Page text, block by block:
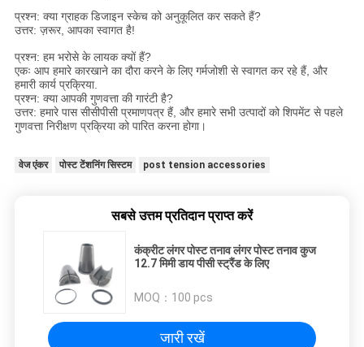
प्रश्न: क्या ग्राहक डिजाइन स्केच को अनुकूलित कर सकते हैं?
उत्तर: ज़रूर, आपका स्वागत है!
प्रश्न: हम भरोसे के लायक क्यों हैं?
एकः आप हमारे कारखाने का दौरा करने के लिए गर्मजोशी से स्वागत कर रहे हैं, और
हमारी कार्य प्रक्रिया.
प्रश्न: क्या आपकी गुणवत्ता की गारंटी है?
उत्तर: हमारे पास सीसीपीसी प्रमाणपत्र हैं, और हमारे सभी उत्पादों को शिपमेंट से पहले
गुणवत्ता निरीक्षण प्रक्रिया को पारित करना होगा।
वेज एंकर पोस्ट टेंशनिंग सिस्टम post tension accessories
सबसे उत्तम प्रतिदान प्राप्त करें
कंक्रीट लंगर पोस्ट तनाव लंगर पोस्ट तनाव कुज
12.7 मिमी डाय पीसी स्ट्रैंड के लिए
MOQ： 100 pcs
जारी रखें